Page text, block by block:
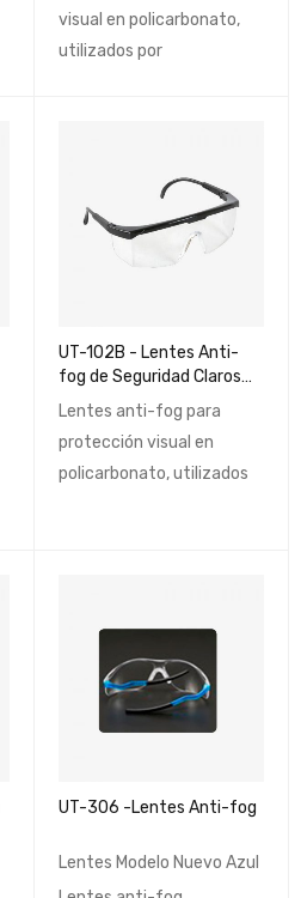
visual en policarbonato,
utilizados por
UT-102B - Lentes Anti-
fog de Seguridad Claros
Tradicionales
Lentes anti-fog para
protección visual en
policarbonato, utilizados
UT-306 -Lentes Anti-fog
Lentes Modelo Nuevo Azul